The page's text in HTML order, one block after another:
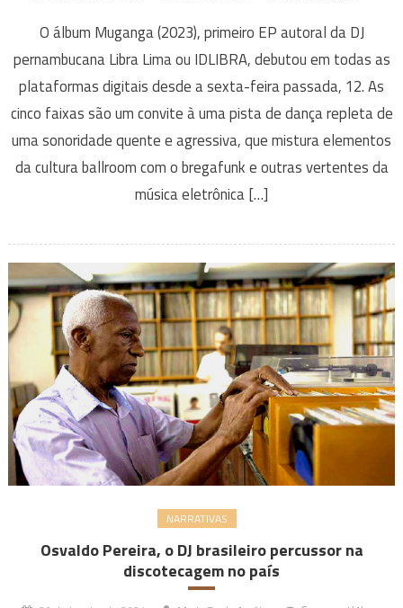
O álbum Muganga (2023), primeiro EP autoral da DJ
pernambucana Libra Lima ou IDLIBRA, debutou em todas as
plataformas digitais desde a sexta-feira passada, 12. As
cinco faixas são um convite à uma pista de dança repleta de
uma sonoridade quente e agressiva, que mistura elementos
da cultura ballroom com o bregafunk e outras vertentes da
música eletrônica […]
NARRATIVAS
Osvaldo Pereira, o DJ brasileiro percussor na
discotecagem no país